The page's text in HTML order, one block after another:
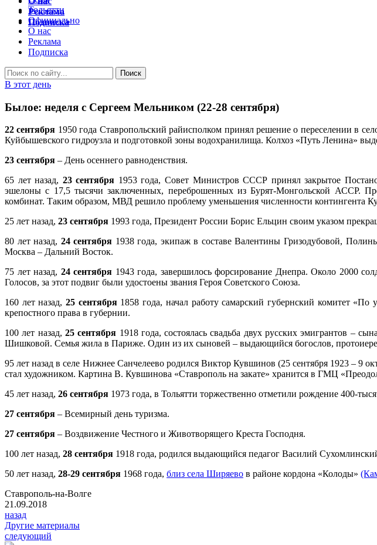
Тольятти
Официально
О нас
Реклама
Подписка
В этот день
Былое: неделя с Сергеем Мельником (22-28 сентября)
22 сентября 1950 года Ставропольский райисполком принял решение о переселении в
Куйбышевского гидроузла и подготовкой зоны водохранилища. Колхоз «Путь Ленина»
23 сентября – День осеннего равноденствия.
65 лет назад, 23 сентября 1953 года, Совет Министров СССР принял закрытое
эшелоны с 17,5 тысячи заключенных, переброшенных из Бурят-Монгольской АССР.
комбинат. Таким образом, МВД решило проблему уменьшения численности контингента
25 лет назад, 23 сентября 1993 года, Президент России Борис Ельцин своим указом
80 лет назад, 24 сентября 1938 года, экипаж в составе Валентины Гризодубовой,
Москва – Дальний Восток.
75 лет назад, 24 сентября 1943 года, завершилось форсирование Днепра. Около 2000
Голосов, за этот подвиг были удостоены звания Героя Советского Союза.
160 лет назад,25 сентября1858 года, начал работу самарский губернский комитет
крепостного права в губернии.
100 лет назад, 25 сентября 1918 года, состоялась свадьба двух русских эмигрантов –
Шишковой. Семья жила в Париже. Один из их сыновей – выдающийся богослов,
95 лет назад в селе Нижнее Санчелеево родился Виктор Кувшинов (25 сентября 1923 – 9
стал художником. Картина В. Кувшинова «Ставрополь на закате» хранится в ГМЦ
45 лет назад, 26 сентября 1973 года, в Тольятти торжественно отметили рождение 400-
27 сентября – Всемирный день туризма.
27 сентября – Воздвижение Честного и Животворящего Креста Господня.
100 лет назад, 28 сентября 1918 года, родился выдающийся педагог Василий
50 лет назад, 28-29 сентября 1968 года, близ села Ширяево в районе кордона «Колоды»
Ставрополь-на-Волге
21.09.2018
назад
Другие материалы
следующий
Реклама
Подписка